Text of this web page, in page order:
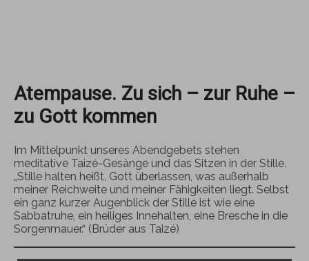
Atempause. Zu sich – zur Ruhe –
zu Gott kommen
Im Mittelpunkt unseres Abendgebets stehen
meditative Taizé-Gesänge und das Sitzen in der Stille.
„Stille halten heißt, Gott überlassen, was außerhalb
meiner Reichweite und meiner Fähigkeiten liegt. Selbst
ein ganz kurzer Augenblick der Stille ist wie eine
Sabbatruhe, ein heiliges Innehalten, eine Bresche in die
Sorgenmauer.“ (Brüder aus Taizé)